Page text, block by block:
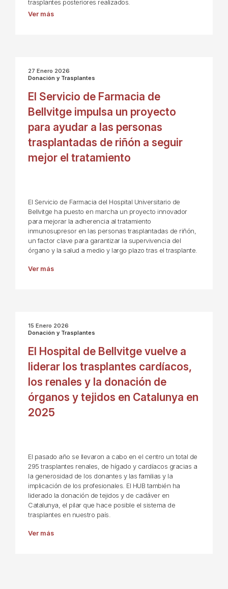
trasplantes posteriores realizados.
Ver más
27 Enero 2026
Donación y Trasplantes
El Servicio de Farmacia de
Bellvitge impulsa un proyecto
para ayudar a las personas
trasplantadas de riñón a seguir
mejor el tratamiento
El Servicio de Farmacia del Hospital Universitario de
Bellvitge ha puesto en marcha un proyecto innovador
para mejorar la adherencia al tratamiento
inmunosupresor en las personas trasplantadas de riñón,
un factor clave para garantizar la supervivencia del
órgano y la salud a medio y largo plazo tras el trasplante.
Ver más
15 Enero 2026
Donación y Trasplantes
El Hospital de Bellvitge vuelve a
liderar los trasplantes cardíacos,
los renales y la donación de
órganos y tejidos en Catalunya en
2025
El pasado año se llevaron a cabo en el centro un total de
295 trasplantes renales, de hígado y cardíacos gracias a
la generosidad de los donantes y las familias y la
implicación de los profesionales. El HUB también ha
liderado la donación de tejidos y de cadáver en
Catalunya, el pilar que hace posible el sistema de
trasplantes en nuestro país.
Ver más